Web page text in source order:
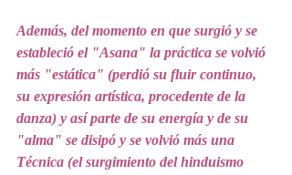
Además, del momento en que surgió y se
estableció el "Asana" la práctica se volvió
más "estática" (perdió su fluir continuo,
su expresión artística, procedente de la
danza) y así parte de su energía y de su
"alma" se disipó y se volvió más una
Técnica (el surgimiento del hinduismo